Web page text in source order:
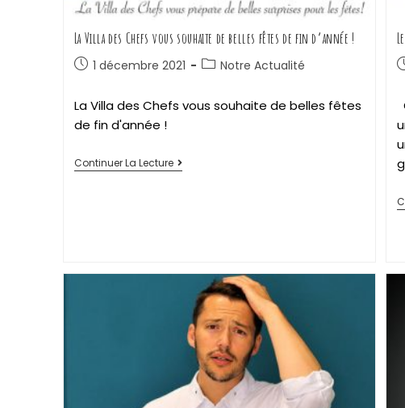
La Villa des Chefs vous souhaite de belles fêtes de fin d’année !
1 décembre 2021 Notre Actualité
La Villa des Chefs vous souhaite de belles fêtes
de fin d'année !
Continuer La Lecture